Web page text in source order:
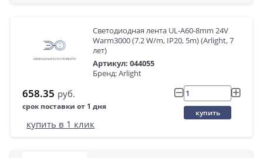
Светодиодная лента UL-A60-8mm 24V
Warm3000 (7.2 W/m, IP20, 5m) (Arlight, 7
лет)
Артикул: 044055
Бренд: Arlight
658.35 руб.
срок поставки от 1 дня
купить
купить в 1 клик